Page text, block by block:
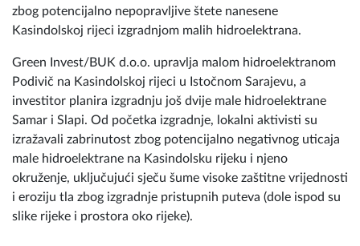
zbog potencijalno nepopravljive štete nanesene
Kasindolskoj rijeci izgradnjom malih hidroelektrana.
Green Invest/BUK d.o.o. upravlja malom hidroelektranom
Podivič na Kasindolskoj rijeci u Istočnom Sarajevu, a
investitor planira izgradnju još dvije male hidroelektrane
Samar i Slapi. Od početka izgradnje, lokalni aktivisti su
izražavali zabrinutost zbog potencijalno negativnog uticaja
male hidroelektrane na Kasindolsku rijeku i njeno
okruženje, uključujući sječu šume visoke zaštitne vrijednosti
i eroziju tla zbog izgradnje pristupnih puteva (dole ispod su
slike rijeke i prostora oko rijeke).